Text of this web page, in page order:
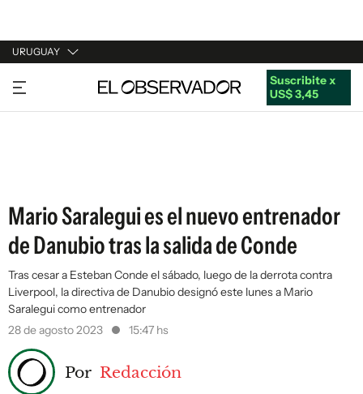
URUGUAY
URUGUAY
ARGENTINA
Suscribite x
US$ 3,45
Mario Saralegui es el nuevo entrenador
de Danubio tras la salida de Conde
Tras cesar a Esteban Conde el sábado, luego de la derrota contra
Liverpool, la directiva de Danubio designó este lunes a Mario
Saralegui como entrenador
28 de agosto 2023
15:47 hs
Por Redacción